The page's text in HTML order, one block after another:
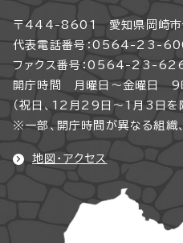
〒444-8601 愛知県岡崎市
代表電話番号：0564-23-
ファクス番号：0564-23-
開庁時間 月曜日～金曜日 9
（祝日、12月29日～1月3日を
※一部、開庁時間が異なる組織
地図・アクセス